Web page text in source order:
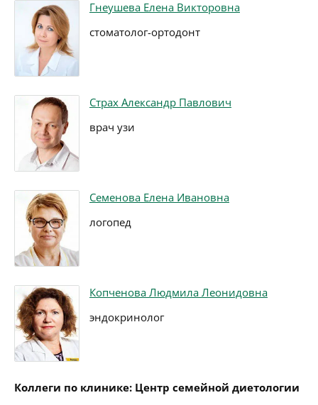
Гнеушева Елена Викторовна
стоматолог-ортодонт
Страх Александр Павлович
врач узи
Семенова Елена Ивановна
логопед
Копченова Людмила Леонидовна
эндокринолог
Коллеги по клинике: Центр семейной диетологии